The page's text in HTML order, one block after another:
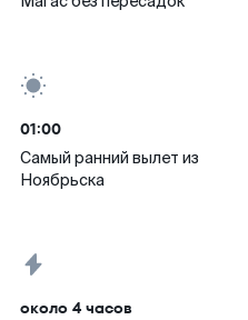
01:00
Самый ранний вылет из
Ноябрьска
около 4 часов